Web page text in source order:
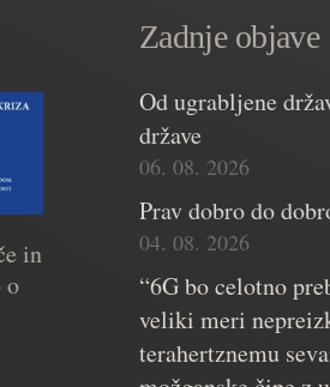
Zadnje objave
Od ugrabljene
države
06. 08. 2026
Prav dobro do
04. 08. 2026
“6G bo celotno
veliki meri
terahertznemu